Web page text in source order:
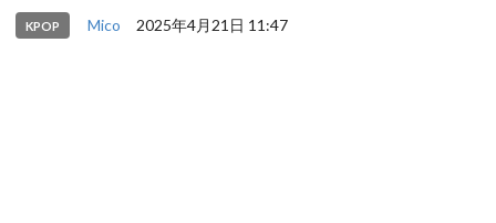
KPOP Mico 2025年4月21日 11:47